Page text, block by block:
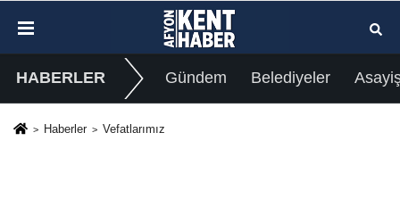
HABERLER Gündem Belediyeler
Haberler Vefatlarımız